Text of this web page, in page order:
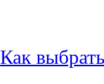
Как